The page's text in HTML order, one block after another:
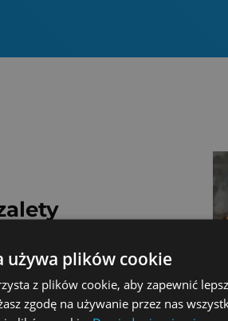
na oszczędne spalanie
zaawansowaną
sprawność to
Celem jest pomoc
używa plików cookie
z plików cookie, aby zapewnić
zgodę na używanie przez nas